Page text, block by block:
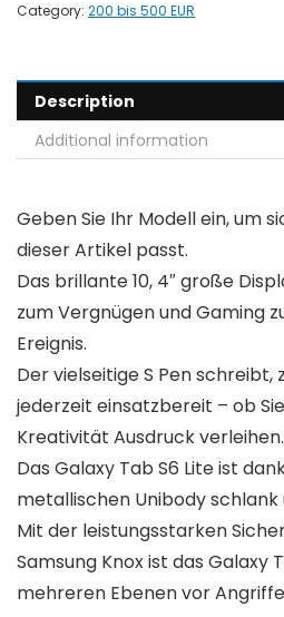
Category: 200 bis 500 EUR
Description
Additional information
Geben Sie Ihr Modell ein, um
dieser Artikel passt.
Das brillante 10, 4″ große
zum Vergnügen und Gaming
Ereignis.
Der vielseitige S Pen schreibt,
jederzeit einsatzbereit – ob
Kreativität Ausdruck verleihen.
Das Galaxy Tab S6 Lite ist
metallischen Unibody schlank
Mit der leistungsstarken
Samsung Knox ist das Galaxy
mehreren Ebenen vor